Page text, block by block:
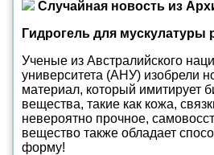
Случайная новость из
Гидрогель для мускулатуры
Ученые из Австралийского
университета (АНУ) изобрели
материал, который имитирует
вещества, такие как кожа,
невероятно прочное,
вещество также обладает
форму!